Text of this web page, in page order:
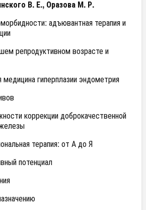
В. Е., Оразова М. Р.
адъювантная терапия и
репродуктивном возрасте и
медицина гиперплазии эндометрия
коррекции доброкачественной
терапия: от А до Я
потенциал